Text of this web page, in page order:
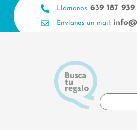
Llámanos: 639 187 939
Envíanos un mail:
Search
...